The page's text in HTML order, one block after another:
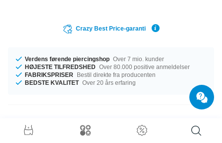
Crazy Best Price-garanti
Verdens førende piercingshop Over 7 mio. kunder
HØJESTE TILFREDSHED Over 80.000 positive anmeldelser
FABRIKSPRISER
Bestil direkte fra producenten
BEDSTE KVALITET Over 20 års erfaring
Produktoplysninger